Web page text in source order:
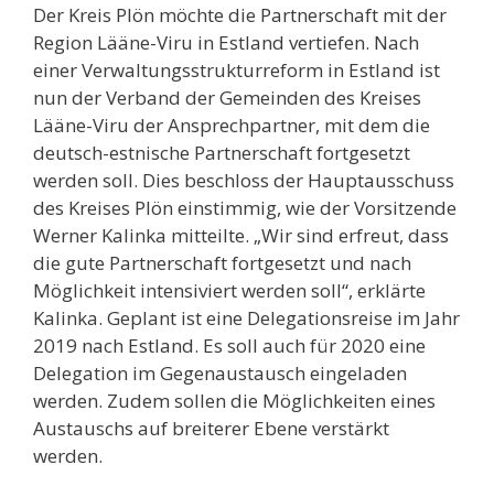
Der Kreis Plön möchte die Partnerschaft mit der
Region Lääne-Viru in Estland vertiefen. Nach
einer Verwaltungsstrukturreform in Estland ist
nun der Verband der Gemeinden des Kreises
Lääne-Viru der Ansprechpartner, mit dem die
deutsch-estnische Partnerschaft fortgesetzt
werden soll. Dies beschloss der Hauptausschuss
des Kreises Plön einstimmig, wie der Vorsitzende
Werner Kalinka mitteilte. „Wir sind erfreut, dass
die gute Partnerschaft fortgesetzt und nach
Möglichkeit intensiviert werden soll“, erklärte
Kalinka. Geplant ist eine Delegationsreise im Jahr
2019 nach Estland. Es soll auch für 2020 eine
Delegation im Gegenaustausch eingeladen
werden. Zudem sollen die Möglichkeiten eines
Austauschs auf breiterer Ebene verstärkt
werden.